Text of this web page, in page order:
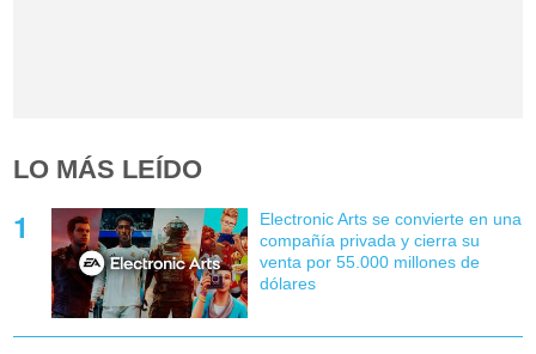
LO MÁS LEÍDO
Electronic Arts se convierte en una
compañía privada y cierra su
venta por 55.000 millones de
dólares